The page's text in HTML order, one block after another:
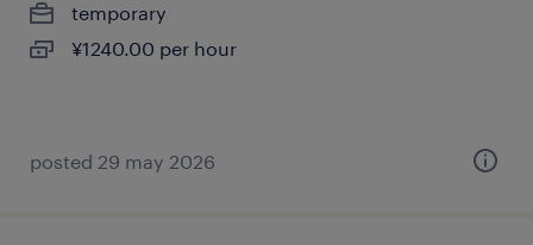
temporary
¥1240.00 per hour
posted 29 may 2026